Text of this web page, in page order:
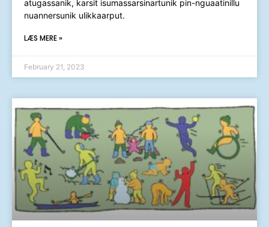
atugassanik, karsit isumassarsinartunik pin-nguaatinillu
nuannersunik ulikkaarput.
LÆS MERE »
February 21, 2023